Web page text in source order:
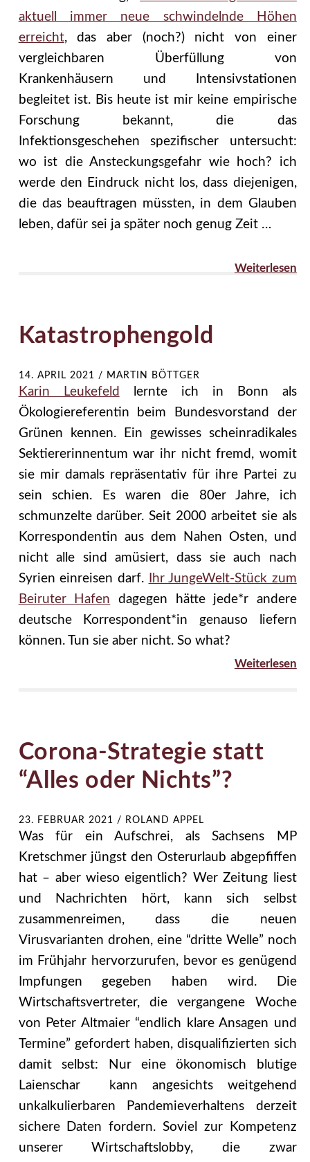
aktuell immer neue schwindelnde Höhen
erreicht, das aber (noch?) nicht von einer
vergleichbaren Überfüllung von
Krankenhäusern und Intensivstationen
begleitet ist. Bis heute ist mir keine empirische
Forschung bekannt, die das
Infektionsgeschehen spezifischer untersucht:
wo ist die Ansteckungsgefahr wie hoch? ich
werde den Eindruck nicht los, dass diejenigen,
die das beauftragen müssten, in dem Glauben
leben, dafür sei ja später noch genug Zeit …
Weiterlesen
Katastrophengold
14. APRIL 2021 / MARTIN BÖTTGER
Karin Leukefeld
lernte ich in Bonn als
Ökologiereferentin beim Bundesvorstand der
Grünen kennen. Ein gewisses scheinradikales
Sektiererinnentum war ihr nicht fremd, womit
sie mir damals repräsentativ für ihre Partei zu
sein schien. Es waren die 80er Jahre, ich
schmunzelte darüber. Seit 2000 arbeitet sie als
Korrespondentin aus dem Nahen Osten, und
nicht alle sind amüsiert, dass sie auch nach
Syrien einreisen darf.
Ihr JungeWelt-Stück zum
Beiruter Hafen dagegen hätte jede*r andere
deutsche Korrespondent*in genauso liefern
können. Tun sie aber nicht. So what?
Weiterlesen
Corona-Strategie statt
“Alles oder Nichts”?
23. FEBRUAR 2021 / ROLAND APPEL
Was für ein Aufschrei, als Sachsens MP
Kretschmer jüngst den Osterurlaub abgepfiffen
hat – aber wieso eigentlich? Wer Zeitung liest
und Nachrichten hört, kann sich selbst
zusammenreimen, dass die neuen
Virusvarianten drohen, eine “dritte Welle” noch
im Frühjahr hervorzurufen, bevor es genügend
Impfungen gegeben haben wird. Die
Wirtschaftsvertreter, die vergangene Woche
von Peter Altmaier “endlich klare Ansagen und
Termine” gefordert haben, disqualifizierten sich
damit selbst: Nur eine ökonomisch blutige
Laienschar kann angesichts weitgehend
unkalkulierbaren Pandemieverhaltens derzeit
sichere Daten fordern. Soviel zur Kompetenz
unserer Wirtschaftslobby, die zwar